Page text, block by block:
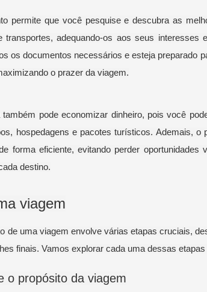
permite que você pesquise e descubra as
transportes, adequando-os aos seus interesses
os documentos necessários e esteja preparado
o prazer da viagem.
também pode economizar dinheiro, pois você
hospedagens e pacotes turísticos. Ademais, o
forma eficiente, evitando perder oportunidades
destino.
viagem
de uma viagem envolve várias etapas cruciais,
finais. Vamos explorar cada uma dessas
o propósito da viagem